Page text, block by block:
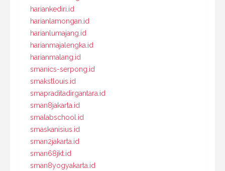
hariankediri.id
harianlamongan.id
harianlumajang.id
harianmajalengka.id
harianmalang.id
smanics-serpong.id
smakstlouis.id
smapraditadirgantara.id
sman8jakarta.id
smalabschool.id
smaskanisius.id
sman2jakarta.id
sman68jkt.id
sman8yogyakarta.id